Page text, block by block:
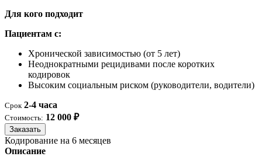
Для кого подходит
Пациентам с:
Хронической зависимостью (от 5 лет)
Неоднократными рецидивами после коротких
кодировок
Высоким социальным риском (руководители, водители)
Срок 2-4 часа
Стоимость: 12 000 ₽
Заказать
Кодирование на 6 месяцев
Описание